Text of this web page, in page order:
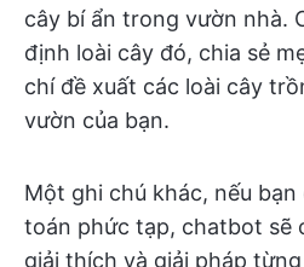
cây bí ẩn trong vườn nhà.
định loài cây đó, chia sẻ
chí đề xuất các loài cây
vườn của bạn.
Một ghi chú khác, nếu
toán phức tạp, chatbot sẽ
giải thích và giải pháp